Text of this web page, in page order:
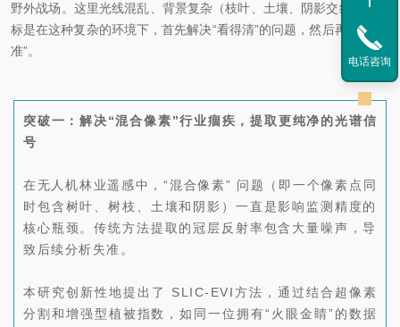
野外战场。这里光线混乱、背景复杂（枝叶、土壤、阴影交织）。目
标是在这种复杂的环境下，首先解决“看得清”的问题，然后再谈“测得
准”。
突破一：解决“混合像素”行业痼疾，提取更纯净的光谱信
号
在无人机林业遥感中，“混合像素” 问题（即一个像素点同
时包含树叶、树枝、土壤和阴影）一直是影响监测精度的
核心瓶颈。传统方法提取的冠层反射率包含大量噪声，导
致后续分析失准。
本研究创新性地提出了 SLIC-EVI方法，通过结合超像素
分割和增强型植被指数，如同一位拥有“火眼金睛”的数据
电话咨询